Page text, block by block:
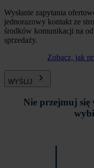
Wysłanie zapytania
jednorazowy kontakt ze
środków komunikacji na
sprzedaży.
Zobacz, jak
WYŚLIJ
Nie przejmuj